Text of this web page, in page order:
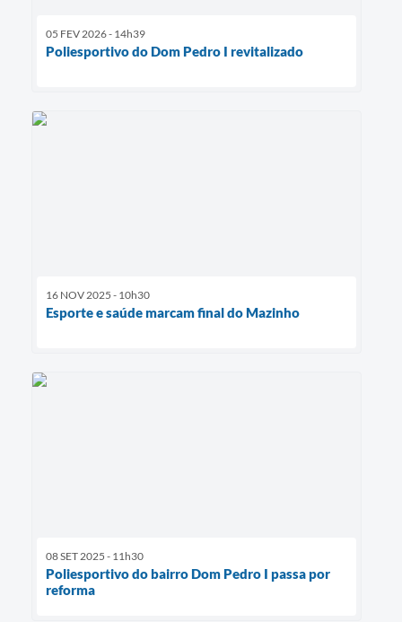
05 FEV 2026 - 14h39
Poliesportivo do Dom Pedro I revitalizado
16 NOV 2025 - 10h30
Esporte e saúde marcam final do Mazinho
08 SET 2025 - 11h30
Poliesportivo do bairro Dom Pedro I passa por
reforma